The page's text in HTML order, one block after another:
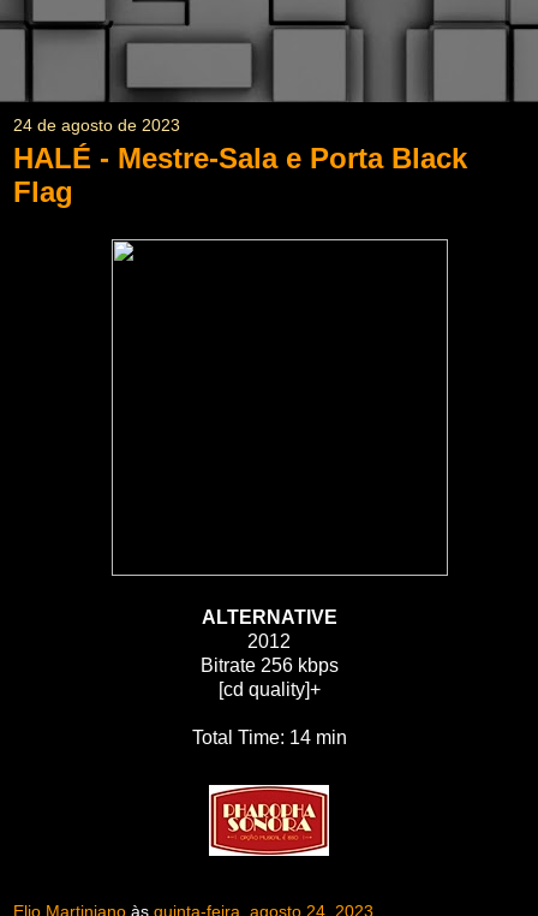
24 de agosto de 2023
HALÉ - Mestre-Sala e Porta Black
Flag
ALTERNATIVE
2012
Bitrate 256 kbps
[cd quality]+
Total Time: 14 min
Elio Martiniano às quinta-feira, agosto 24, 2023